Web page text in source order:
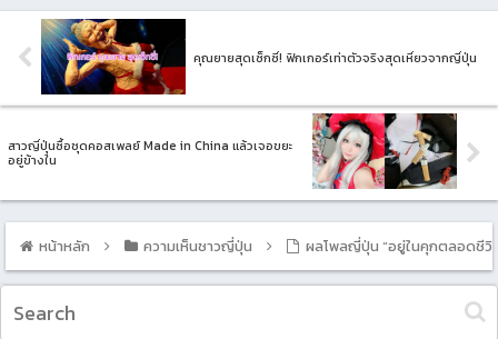
คุณยายสุดเซ็กซี่! ฟิกเกอร์เท่าตัวจริงสุดเหี่ยวจากญี่ปุ่น
สาวญี่ปุ่นซื้อชุดคอสเพลย์ Made in China แล้วเจอขยะ
อยู่ข้างใน
หน้าหลัก ความเห็นชาวญี่ปุ่น ผลโพลญี่ปุ่น “อยู่ในคุกตลอดชีวิ